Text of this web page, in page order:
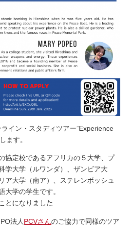
イン・スタディツアー”Experience
ます。
協定校であるアフリカの５大学、プ
学大学（ルワンダ）、ザンビア大
ア大学（南ア）、ステレンボッシュ
大学の学生です。
とになりました
法人 PCVさんのご協力で同様のツア